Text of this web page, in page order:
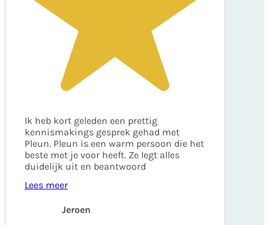
Ik heb kort geleden een prettig
kennismakings gesprek gehad met
Pleun. Pleun is een warm persoon die het
beste met je voor heeft. Ze legt alles
duidelijk uit en beantwoord
Lees meer
Jeroen